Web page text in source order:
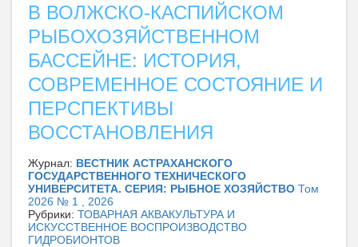
В ВОЛЖСКО-КАСПИЙСКОМ
РЫБОХОЗЯЙСТВЕННОМ
БАССЕЙНЕ: ИСТОРИЯ,
СОВРЕМЕННОЕ СОСТОЯНИЕ И
ПЕРСПЕКТИВЫ
ВОССТАНОВЛЕНИЯ
Журнал: ВЕСТНИК АСТРАХАНСКОГО
ГОСУДАРСТВЕННОГО ТЕХНИЧЕСКОГО
УНИВЕРСИТЕТА. СЕРИЯ: РЫБНОЕ ХОЗЯЙСТВО Том
2026 № 1 , 2026
Рубрики: ТОВАРНАЯ АКВАКУЛЬТУРА И
ИСКУССТВЕННОЕ ВОСПРОИЗВОДСТВО
ГИДРОБИОНТОВ